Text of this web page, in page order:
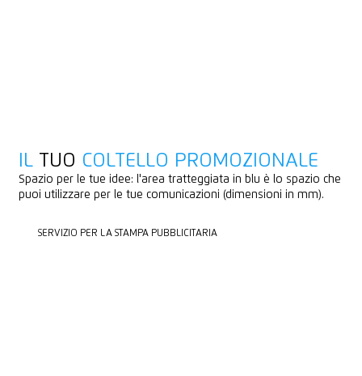
ILTUO COLTELLO PROMOZIONALE
Spazio per le tue idee: l'area tratteggiata in blu è lo spazio che
puoi utilizzare per le tue comunicazioni (dimensioni in mm).
SERVIZIO PER LA STAMPA PUBBLICITARIA